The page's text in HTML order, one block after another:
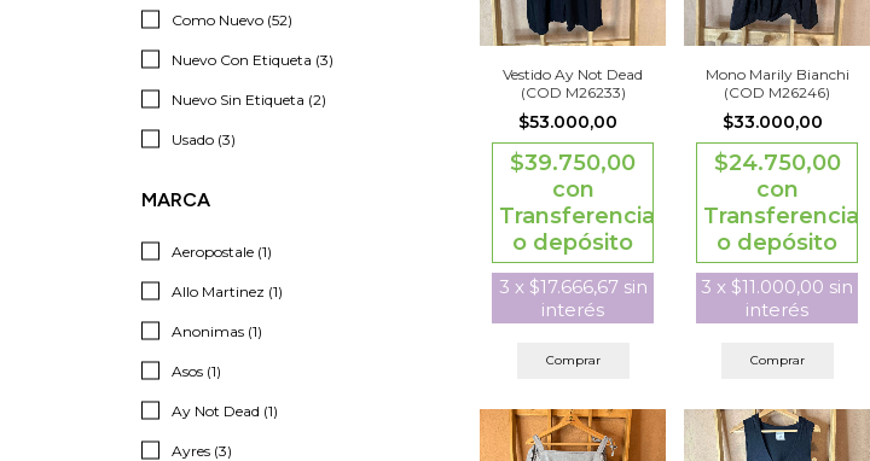
Como Nuevo (52)
Nuevo Con Etiqueta (3)
Nuevo Sin Etiqueta (2)
Usado (3)
MARCA
Aeropostale (1)
Allo Martinez (1)
Anonimas (1)
Asos (1)
Ay Not Dead (1)
Ayres (3)
Vestido Ay Not Dead
(COD M26233)
$53.000,00
$39.750,00
con
Transferencia
o depósito
3 x $17.666,67 sin
interés
Comprar
Mono Marily Bianchi
(COD M26246)
$33.000,00
$24.750,00
con
Transferencia
o depósito
3 x $11.000,00 sin
interés
Comprar